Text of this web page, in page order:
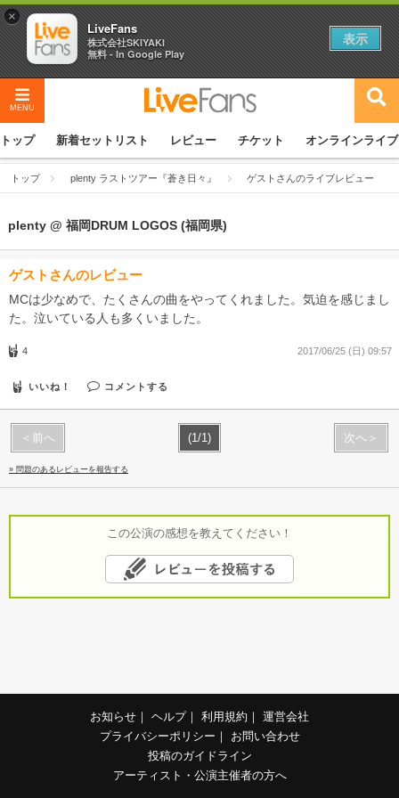
MENU
トップ 新着セットリスト レビュー チケット オンラインライブ
トップ plenty ラストツアー『蒼き日々』 ゲストさんのライブレビュー
plenty @ 福岡DRUM LOGOS (福岡県)
ゲストさんのレビュー
MCは少なめで、たくさんの曲をやってくれました。気迫を感じまし
た。泣いている人も多くいました。
4 2017/06/25 (日) 09:57
いいね！ コメントする
＜前へ (1/1) 次へ＞
» 問題のあるレビューを報告する
この公演の感想を教えてください！
お知らせ ｜ ヘルプ｜ 利用規約 ｜ 運営会社
プライバシーポリシー ｜
お問い合わせ
投稿のガイドライン
アーティスト・公演主催者の方へ
×
LiveFans
株式会社SKIYAKI
無料 - In Google Play
表示